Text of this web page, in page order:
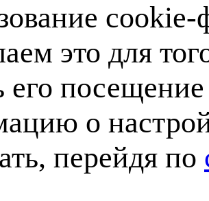
это для
его
о
перейдя по